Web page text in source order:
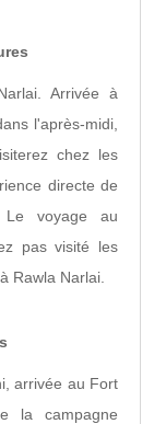
Arrivée à
l'après-midi,
chez les
directe de
voyage au
pas visité les
Rawla Narlai.
arrivée au Fort
la campagne